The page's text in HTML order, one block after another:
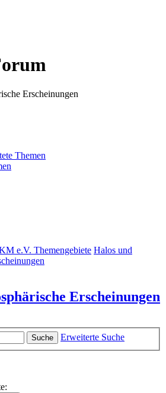
Erscheinungen
Themen
e.V. Themengebiete Halos und
Erscheinungen
Suche
Erweiterte Suche